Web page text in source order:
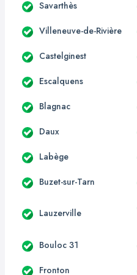
Savarthès
Villeneuve-de-Rivière
Castelginest
Escalquens
Blagnac
Daux
Labège
Buzet-sur-Tarn
Lauzerville
Bouloc 31
Fronton